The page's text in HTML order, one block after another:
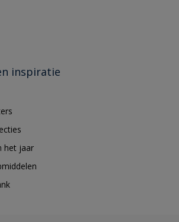
inspiratie
het jaar